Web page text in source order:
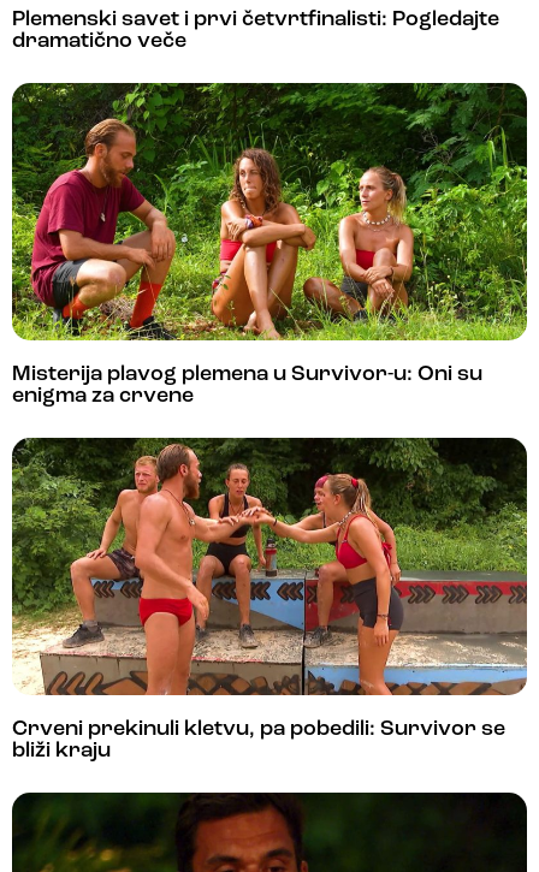
Plemenski savet i prvi četvrtfinalisti: Pogledajte
dramatično veče
Misterija plavog plemena u Survivor-u: Oni su
enigma za crvene
Crveni prekinuli kletvu, pa pobedili: Survivor se
bliži kraju